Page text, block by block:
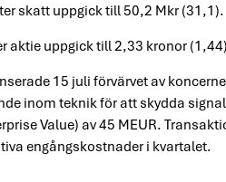
skatt uppgick till 50,2 Mkr (31,1).
aktie uppgick till 2,33 kronor
15 juli förvärvet av
inom teknik för att skydda
Value) av 45 MEUR.
engångskostnader i kvartalet.